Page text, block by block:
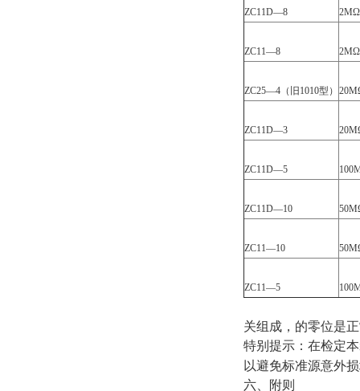
ZC11D—8 2MΩ
ZC11—8 2MΩ
ZC25—4（旧1010型）
ZC11D—3
ZC11D—5
ZC11D—10
ZC11—10
ZC11—5
关组成，的零位是
特别提示：在检定
以避免标准源意外
六、附则